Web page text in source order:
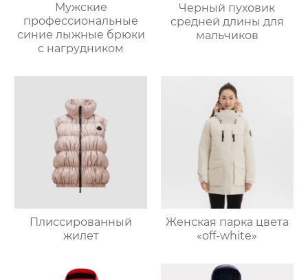
Мужские
профессиональные
синие лыжные брюки
с нагрудником
Черный пуховик
средней длины для
мальчиков
Плиссированный
жилет
Женская парка цвета
«off-white»